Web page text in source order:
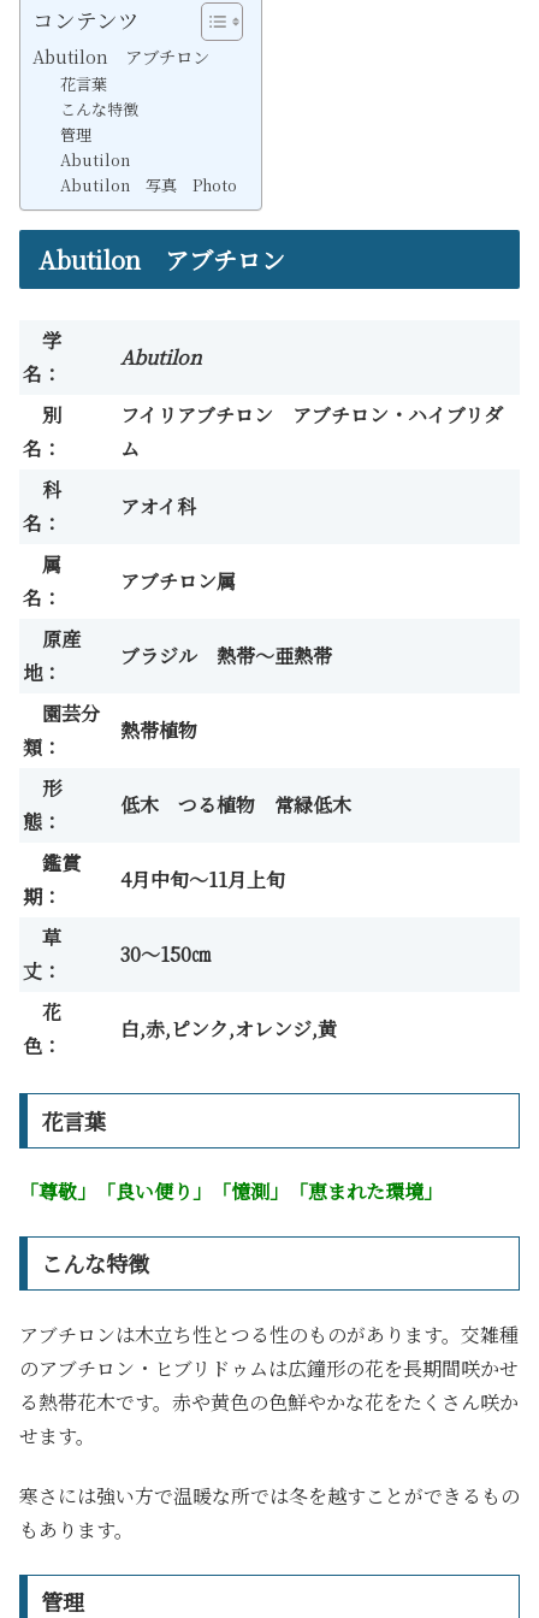
コンテンツ
Abutilon アブチロン
花言葉
こんな特徴
管理
Abutilon
Abutilon 写真 Photo
Abutilon アブチロン
学
名：
Abutilon
別
名：
フイリアブチロン アブチロン・ハイブリダ
ム
科
名：
アオイ科
属
名：
アブチロン属
原産
地：
ブラジル 熱帯～亜熱帯
園芸分
類：
熱帯植物
形
態：
低木 つる植物 常緑低木
鑑賞
期：
4月中旬～11月上旬
草
丈：
30～150㎝
花
色：
白,赤,ピンク,オレンジ,黄
花言葉
「尊敬」「良い便り」「憶測」「恵まれた環境」
こんな特徴
アブチロンは木立ち性とつる性のものがあります。交雑種
のアブチロン・ヒブリドゥムは広鐘形の花を長期間咲かせ
る熱帯花木です。赤や黄色の色鮮やかな花をたくさん咲か
せます。
寒さには強い方で温暖な所では冬を越すことができるもの
もあります。
管理